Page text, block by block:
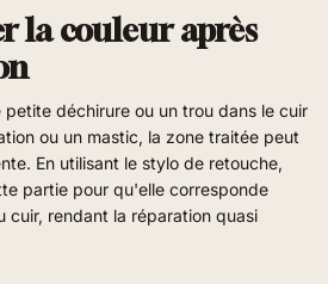
la couleur après
petite déchirure ou un trou dans le cuir
ou un mastic, la zone traitée peut
En utilisant le stylo de retouche,
partie pour qu'elle corresponde
cuir, rendant la réparation quasi